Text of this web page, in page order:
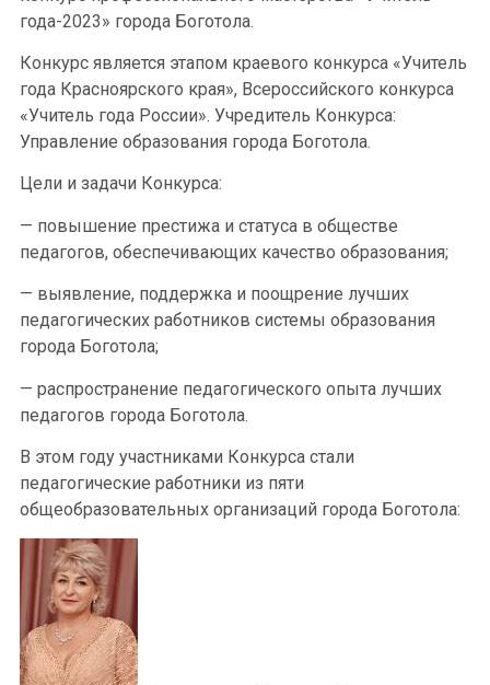
года-2023» города Боготола.
Конкурс является этапом краевого конкурса «Учитель
года Красноярского края», Всероссийского конкурса
«Учитель года России». Учредитель Конкурса:
Управление образования города Боготола.
Цели и задачи Конкурса:
— повышение престижа и статуса в обществе
педагогов, обеспечивающих качество образования;
— выявление, поддержка и поощрение лучших
педагогических работников системы образования
города Боготола;
— распространение педагогического опыта лучших
педагогов города Боготола.
В этом году участниками Конкурса стали
педагогические работники из пяти
общеобразовательных организаций города Боготола: